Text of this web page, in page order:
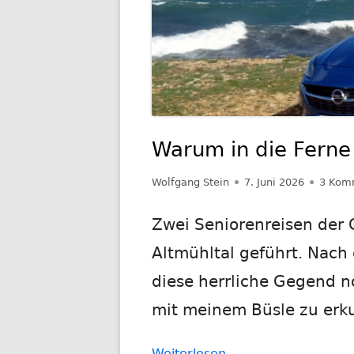
MALLORCA 2019 –
REISE NACH
NORD-/
DAS NORD-
VILPIAN –
„SPÄTZLELOVER“
ARACHNOPHOBIE UND GEOCACHING
EIN SEHR SCHWIERIGER CACHE
GESCHICHTE
DER GEBURTSTAGSCACHE
DER GEBURTSTAGSCACHE
„SNOOPYLE“ – FOLGE 2
CACHEN-MIT-KILI
EIN BESONDERER CACHE
EIN TOLLER CACHE
Warum in die
Autor
Wolfgang Stein
Veröffentlicht
7. Juni 2026 3
Zwei Seniorenreisen der
Altmühltal geführt. Nach
diese herrliche Gegend
mit meinem Büsle zu